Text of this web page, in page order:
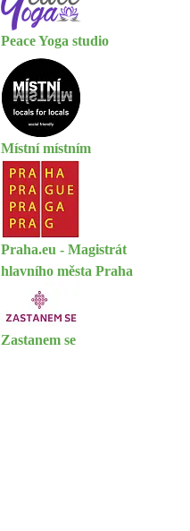
Peace Yoga studio
Místní místním
Praha.eu - Magistrát
hlavního města Praha
Zastanem se